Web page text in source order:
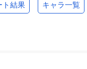
ト結果 キャラ一覧